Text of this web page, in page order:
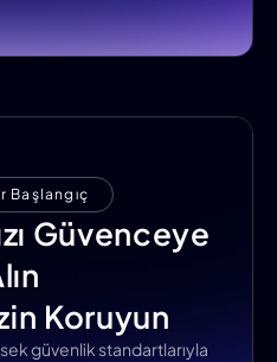
Başlangıç
Güvenceye
Koruyun
güvenlik standartlarıyla